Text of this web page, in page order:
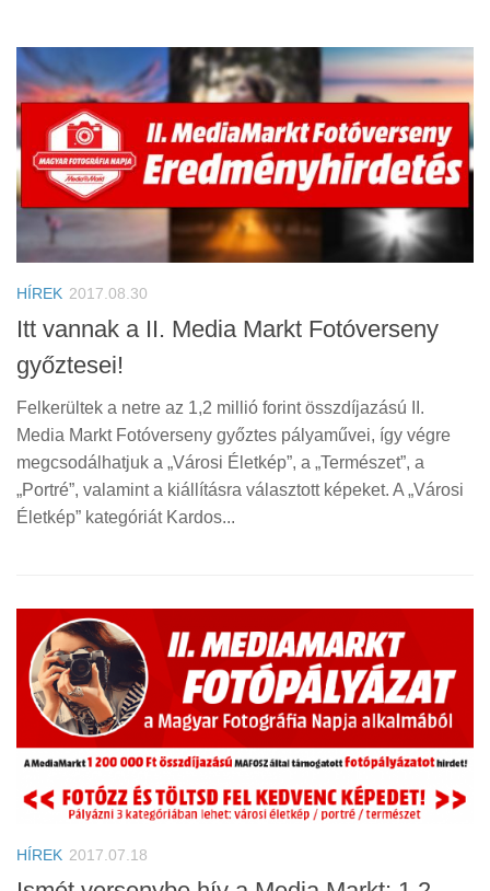
HÍREK 2017.08.30
Itt vannak a II. Media Markt Fotóverseny
győztesei!
Felkerültek a netre az 1,2 millió forint összdíjazású II.
Media Markt Fotóverseny győztes pályaművei, így végre
megcsodálhatjuk a „Városi Életkép”, a „Természet”, a
„Portré”, valamint a kiállításra választott képeket. A „Városi
Életkép” kategóriát Kardos...
HÍREK 2017.07.18